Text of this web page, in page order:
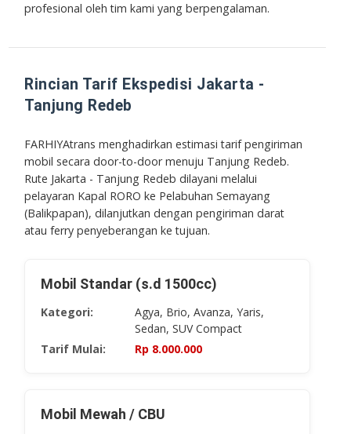
profesional oleh tim kami yang berpengalaman.
Rincian Tarif Ekspedisi Jakarta -
Tanjung Redeb
FARHIYAtrans menghadirkan estimasi tarif pengiriman
mobil secara door-to-door menuju Tanjung Redeb.
Rute Jakarta - Tanjung Redeb dilayani melalui
pelayaran Kapal RORO ke Pelabuhan Semayang
(Balikpapan), dilanjutkan dengan pengiriman darat
atau ferry penyeberangan ke tujuan.
Mobil Standar (s.d 1500cc)
Kategori:
Agya, Brio, Avanza, Yaris,
Sedan, SUV Compact
Tarif Mulai:
Rp ​8.000.000
Mobil Mewah / CBU